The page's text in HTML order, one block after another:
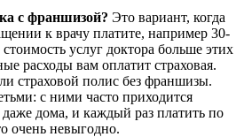
с франшизой? Это вариант, когда
к врачу платите, например 30-
услуг доктора больше этих
расходы вам оплатит страховая.
страховой полис без франшизы.
с ними часто приходится
даже дома, и каждый раз платить по
очень невыгодно.